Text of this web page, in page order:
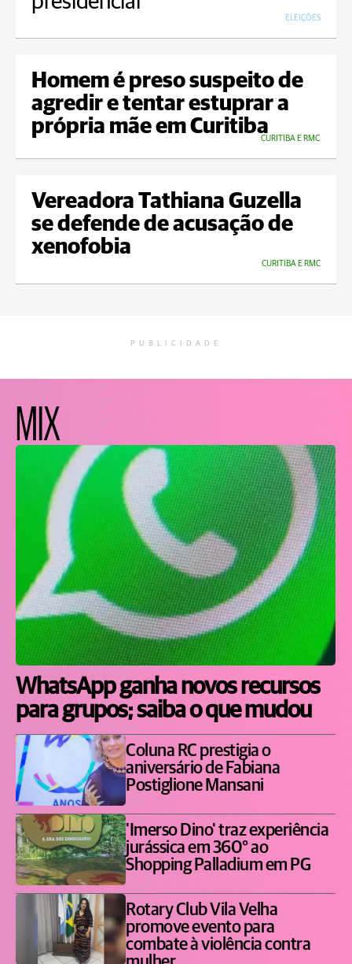
ELEIÇÕES
Homem é preso suspeito de
agredir e tentar estuprar a
própria mãe em Curitiba
CURITIBA E RMC
Vereadora Tathiana Guzella
se defende de acusação de
xenofobia
CURITIBA E RMC
PUBLICIDADE
MIX
WhatsApp ganha novos recursos
para grupos; saiba o que mudou
Coluna RC prestigia o
aniversário de Fabiana
Postiglione Mansani
'Imerso Dino' traz experiência
jurássica em 360° ao
Shopping Palladium em PG
Rotary Club Vila Velha
promove evento para
combate à violência contra